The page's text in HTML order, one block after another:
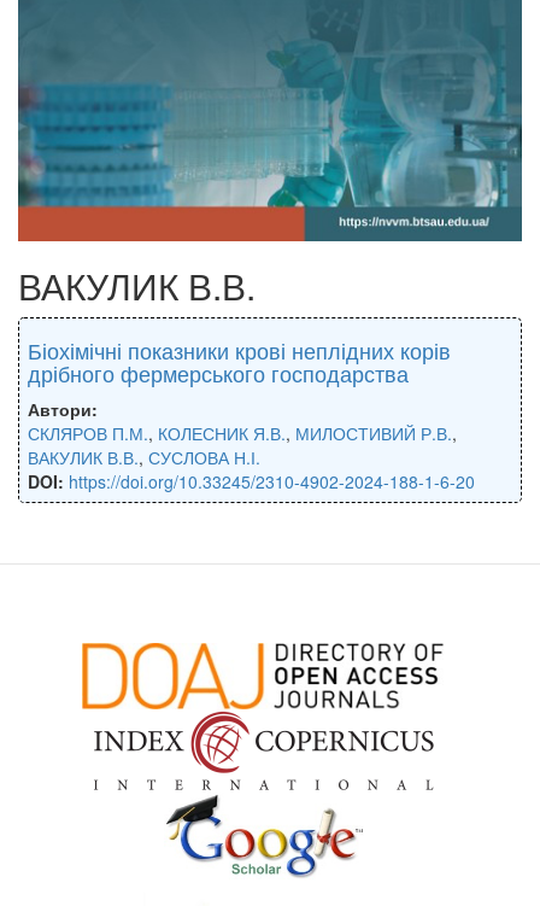
ВАКУЛИК В.В.
Біохімічні показники крові неплідних корів
дрібного фермерського господарства
Автори:
СКЛЯРОВ П.М., КОЛЕСНИК Я.В., МИЛОСТИВИЙ Р.В.,
ВАКУЛИК В.В., СУСЛОВА Н.І.
DOI: https://doi.org/10.33245/2310-4902-2024-188-1-6-20